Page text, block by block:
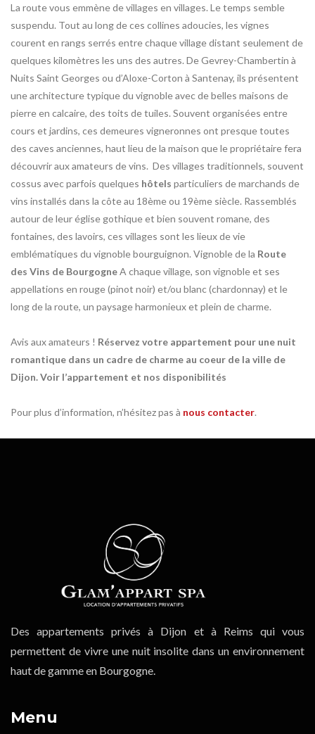
La route vous emmène de villages en villages. Le temps semble
suspendu. Tout au long de ces collines adoucies, les vignes
courent en rangs serrés entre chaque village distant seulement de
quelques kilomètres les uns des autres. De Gevrey-Chambertin à
Nuits Saint Georges ou d’Aloxe-Corton à Santenay, ils présentent
une architecture typique du vignoble avec de belles maisons de
pierre en calcaire, des toits de tuiles. Souvent organisées entre
cours et jardins, ces demeures vigneronnes ont presque toutes
des caves anciennes, haut lieu de la maison que le propriétaire fera
découvrir aux amateurs de vins. Des villages traditionnels, souvent
cossus avec parfois quelques hôtels particuliers de marchands de
vins installés dans la côte au 18ème ou 19ème siècle. Rassemblés
autour de leur église gothique et bien souvent romane, des
fontaines, des lavoirs, ces villages sont les lieux de vie
emblématiques du vignoble bourguignon. Vignoble de la Route
des Vins de BourgogneA chaque village, son vignoble et ses
appellations en rouge (pinot noir) et/ou blanc (chardonnay) et le
long de la route, un paysage harmonieux et plein de charme.
Avis aux amateurs ! Réservez votre appartement pour une nuit
romantique dans un cadre de charme au coeur de la ville de
Dijon. Voir l’appartement et nos disponibilités
Pour plus d’information, n’hésitez pas à nous contacter.
Des appartements privés à Dijon et à Reims qui vous
permettent de vivre une nuit insolite dans un environnement
haut de gamme en Bourgogne.
Menu